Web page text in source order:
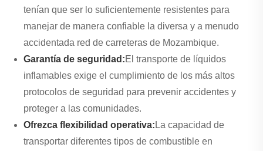
tenían que ser lo suficientemente resistentes para
manejar de manera confiable la diversa y a menudo
accidentada red de carreteras de Mozambique.
Garantía de seguridad:El transporte de líquidos
inflamables exige el cumplimiento de los más altos
protocolos de seguridad para prevenir accidentes y
proteger a las comunidades.
Ofrezca flexibilidad operativa: La capacidad de
transportar diferentes tipos de combustible en